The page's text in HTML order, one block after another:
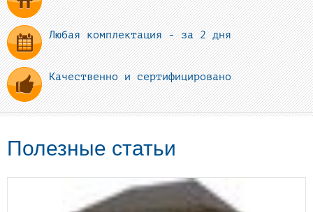
Любая комплектация - за 2 дня
Качественно и сертифицировано
Полезные статьи